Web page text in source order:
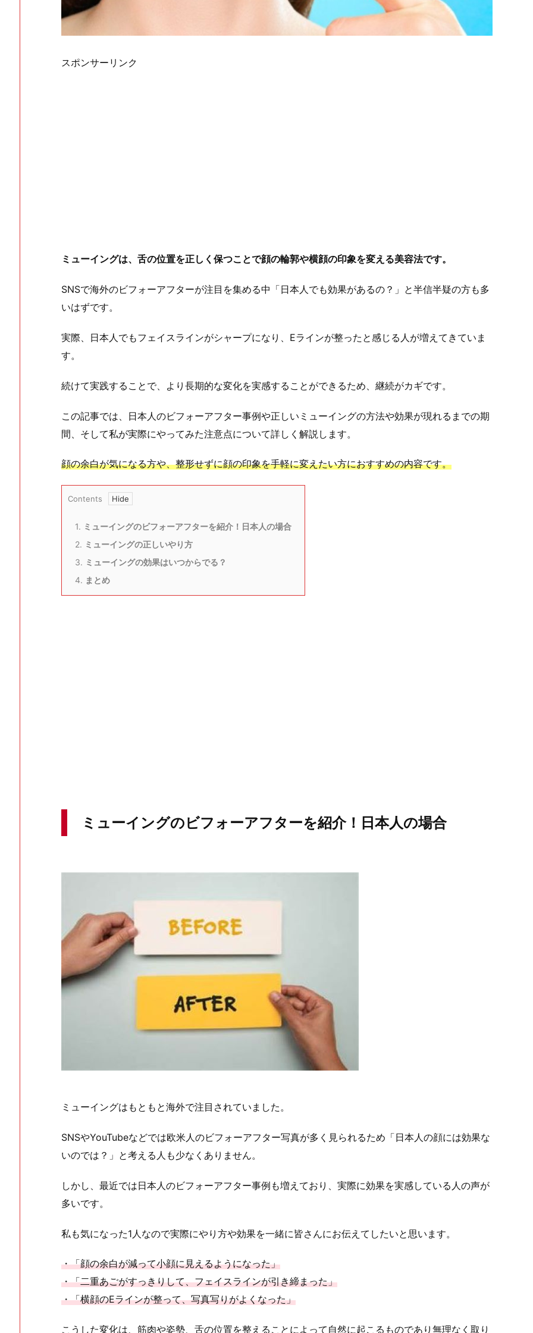
スポンサーリンク
ミューイングは、舌の位置を正しく保つことで顔の輪郭や横顔の印象を変える美容法です。
SNSで海外のビフォーアフターが注目を集める中「日本人でも効果があるの？」と半信半疑の方も多
いはずです。
実際、日本人でもフェイスラインがシャープになり、Eラインが整ったと感じる人が増えてきていま
す。
続けて実践することで、より長期的な変化を実感することができるため、継続がカギです。
この記事では、日本人のビフォーアフター事例や正しいミューイングの方法や効果が現れるまでの期
間、そして私が実際にやってみた注意点について詳しく解説します。
顔の余白が気になる方や、整形せずに顔の印象を手軽に変えたい方におすすめの内容です。
Contents
1. ミューイングのビフォーアフターを紹介！日本人の場合
2. ミューイングの正しいやり方
3. ミューイングの効果はいつからでる？
4. まとめ
ミューイングのビフォーアフターを紹介！日本人の場合
ミューイングはもともと海外で注目されていました。
SNSやYouTubeなどでは欧米人のビフォーアフター写真が多く見られるため「日本人の顔には効果な
いのでは？」と考える人も少なくありません。
しかし、最近では日本人のビフォーアフター事例も増えており、実際に効果を実感している人の声が
多いです。
私も気になった1人なので実際にやり方や効果を一緒に皆さんにお伝えてしたいと思います。
・「顔の余白が減って小顔に見えるようになった」
・「二重あごがすっきりして、フェイスラインが引き締まった」
・「横顔のEラインが整って、写真写りがよくなった」
こうした変化は、筋肉や姿勢、舌の位置を整えることによって自然に起こるものであり無理なく取り